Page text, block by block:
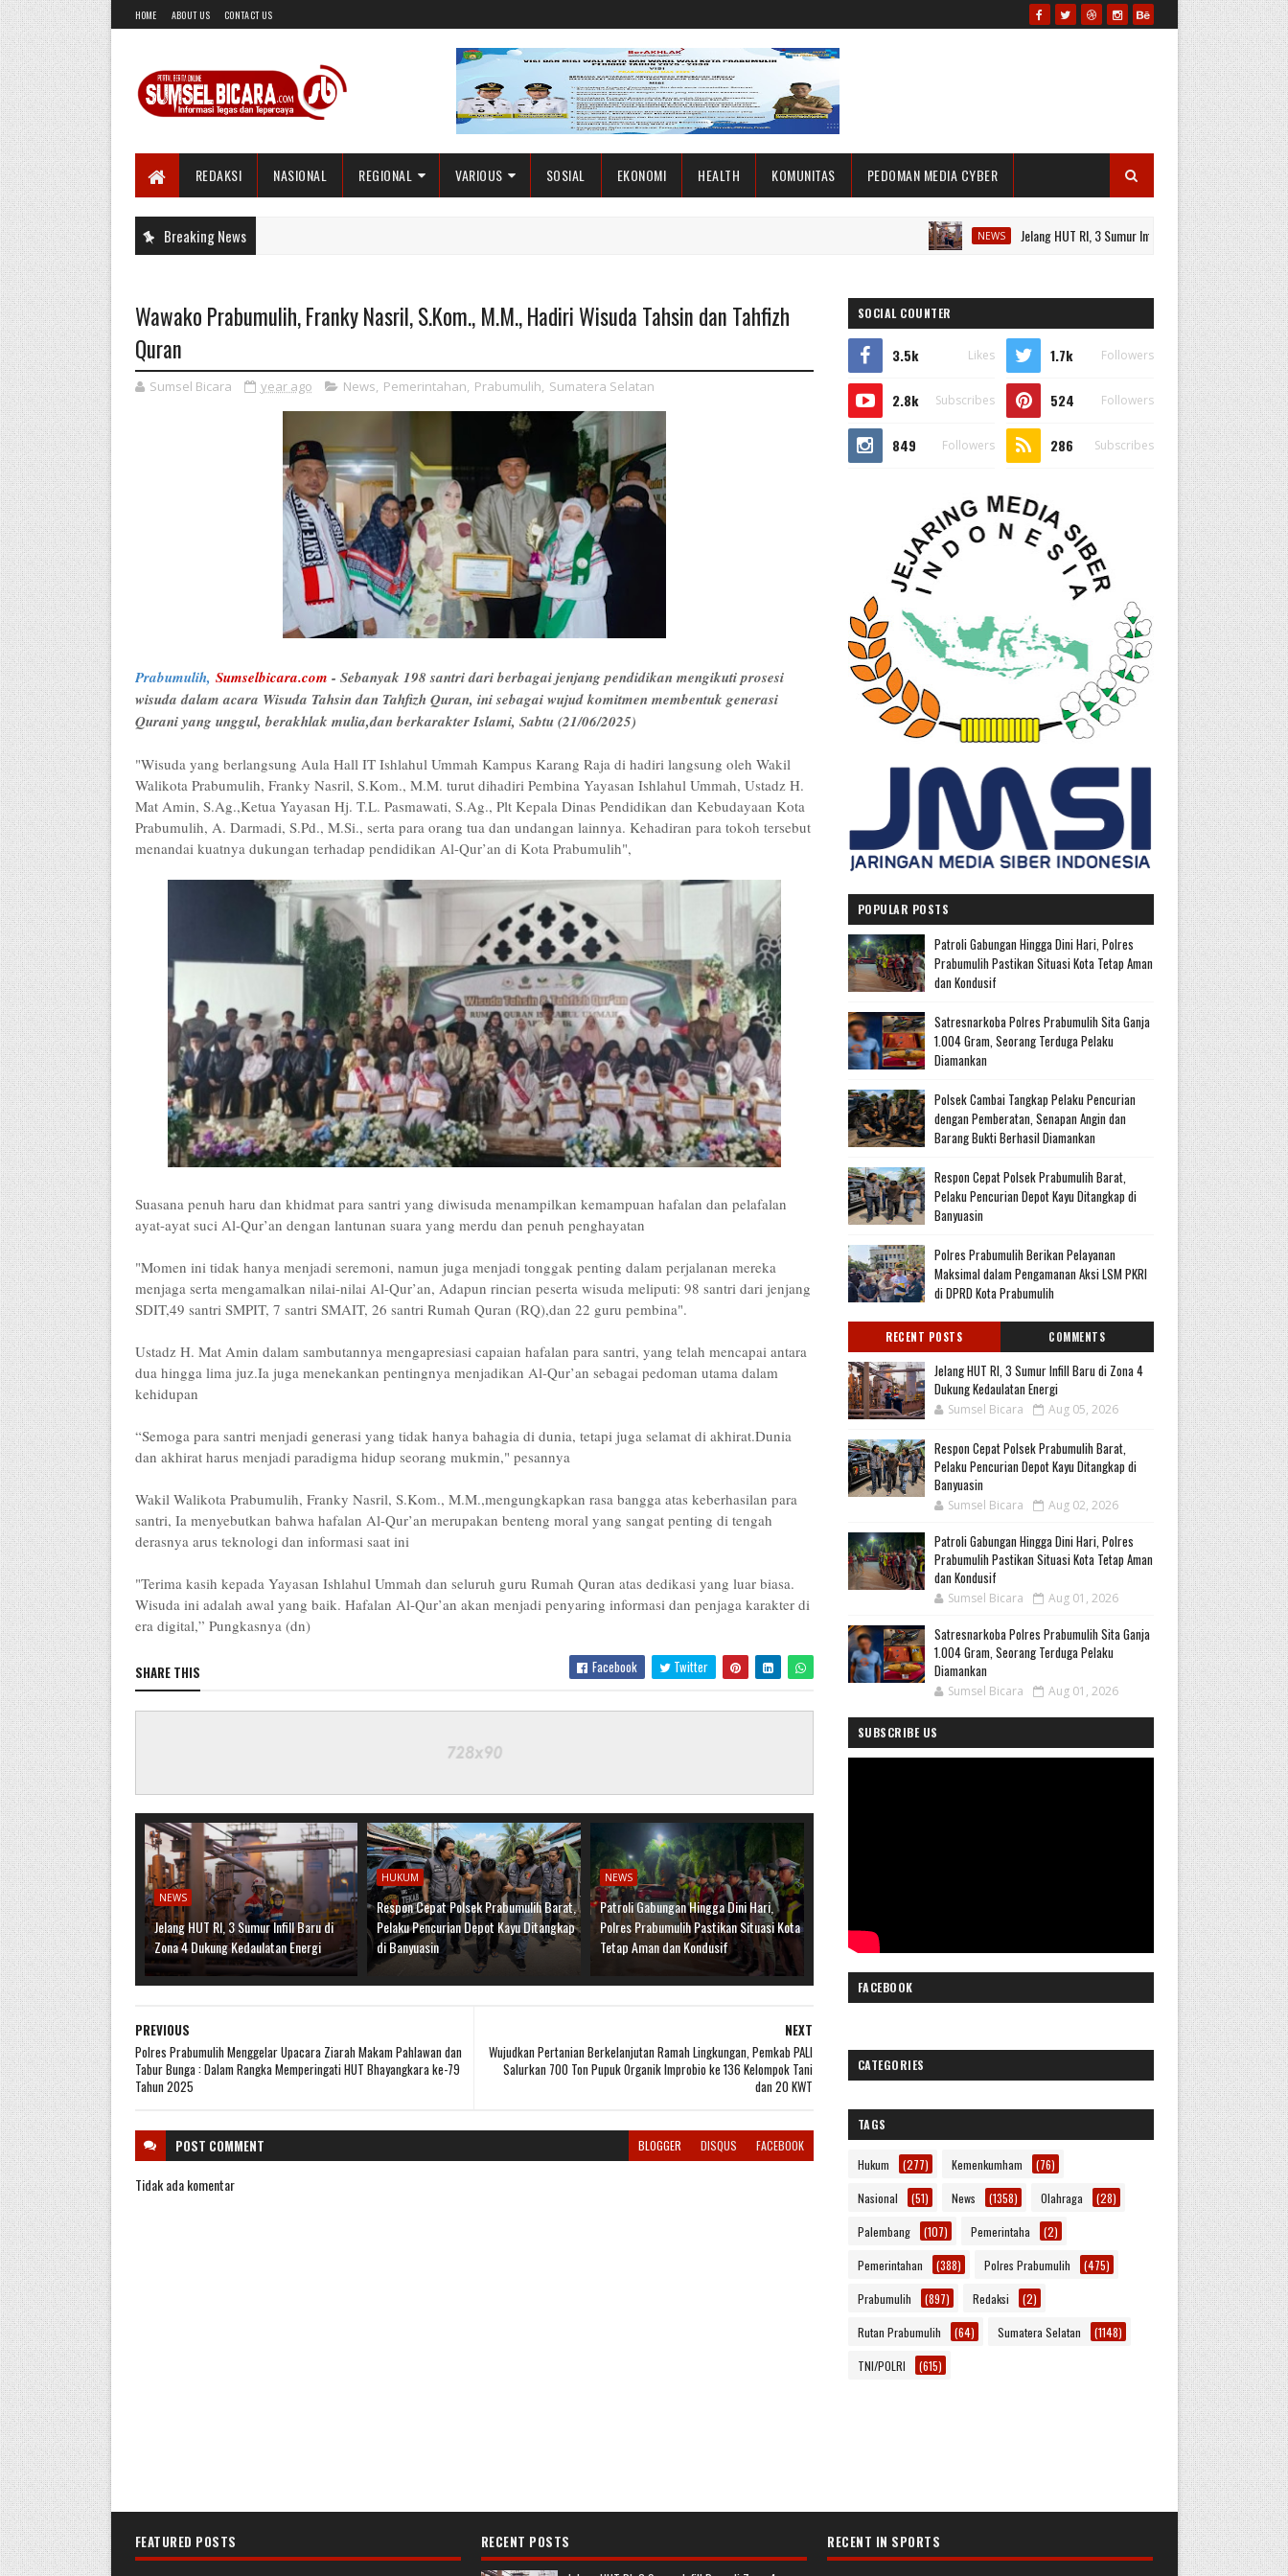
HOME ABOUT US CONTACT US
REDAKSI NASIONAL REGIONAL VARIOUS SOSIAL EKONOMI HEALTH KOMUNITAS PEDOMAN MEDIA CYBER
Breaking News NEWS Jelang HUT RI, 3 Sumur Infill Baru di Zona 4 Dukung
Wawako Prabumulih, Franky Nasril, S.Kom., M.M., Hadiri Wisuda Tahsin dan Tahfizh
Quran
Sumsel Bicara year ago News, Pemerintahan, Prabumulih, Sumatera Selatan
Prabumulih, Sumselbicara.com - Sebanyak 198 santri dari berbagai jenjang pendidikan mengikuti prosesi
wisuda dalam acara Wisuda Tahsin dan Tahfizh Quran, ini sebagai wujud komitmen membentuk generasi
Qurani yang unggul, berakhlak mulia,dan berkarakter Islami, Sabtu (21/06/2025)
"Wisuda yang berlangsung Aula Hall IT Ishlahul Ummah Kampus Karang Raja di hadiri langsung oleh Wakil
Walikota Prabumulih, Franky Nasril, S.Kom., M.M. turut dihadiri Pembina Yayasan Ishlahul Ummah, Ustadz H.
Mat Amin, S.Ag.,Ketua Yayasan Hj. T.L. Pasmawati, S.Ag., Plt Kepala Dinas Pendidikan dan Kebudayaan Kota
Prabumulih, A. Darmadi, S.Pd., M.Si., serta para orang tua dan undangan lainnya. Kehadiran para tokoh tersebut
menandai kuatnya dukungan terhadap pendidikan Al-Qur’an di Kota Prabumulih",
Suasana penuh haru dan khidmat para santri yang diwisuda menampilkan kemampuan hafalan dan pelafalan
ayat-ayat suci Al-Qur’an dengan lantunan suara yang merdu dan penuh penghayatan
"Momen ini tidak hanya menjadi seremoni, namun juga menjadi tonggak penting dalam perjalanan mereka
menjaga serta mengamalkan nilai-nilai Al-Qur’an, Adapun rincian peserta wisuda meliputi: 98 santri dari jenjang
SDIT,49 santri SMPIT, 7 santri SMAIT, 26 santri Rumah Quran (RQ),dan 22 guru pembina".
Ustadz H. Mat Amin dalam sambutannya mengapresiasi capaian hafalan para santri, yang telah mencapai antara
dua hingga lima juz.Ia juga menekankan pentingnya menjadikan Al-Qur’an sebagai pedoman utama dalam
kehidupan
“Semoga para santri menjadi generasi yang tidak hanya bahagia di dunia, tetapi juga selamat di akhirat.Dunia
dan akhirat harus menjadi paradigma hidup seorang mukmin," pesannya
Wakil Walikota Prabumulih, Franky Nasril, S.Kom., M.M.,mengungkapkan rasa bangga atas keberhasilan para
santri, Ia menyebutkan bahwa hafalan Al-Qur’an merupakan benteng moral yang sangat penting di tengah
derasnya arus teknologi dan informasi saat ini
"Terima kasih kepada Yayasan Ishlahul Ummah dan seluruh guru Rumah Quran atas dedikasi yang luar biasa.
Wisuda ini adalah awal yang baik. Hafalan Al-Qur’an akan menjadi penyaring informasi dan penjaga karakter di
era digital,” Pungkasnya (dn)
SHARE THIS Facebook Twitter
NEWS
Jelang HUT RI, 3 Sumur Infill Baru di
Zona 4 Dukung Kedaulatan Energi
HUKUM
Respon Cepat Polsek Prabumulih Barat,
Pelaku Pencurian Depot Kayu Ditangkap
di Banyuasin
NEWS
Patroli Gabungan Hingga Dini Hari,
Polres Prabumulih Pastikan Situasi Kota
Tetap Aman dan Kondusif
NEXT
Wujudkan Pertanian Berkelanjutan Ramah Lingkungan, Pemkab PALI
Salurkan 700 Ton Pupuk Organik Improbio ke 136 Kelompok Tani
dan 20 KWT
PREVIOUS
Polres Prabumulih Menggelar Upacara Ziarah Makam Pahlawan dan
Tabur Bunga : Dalam Rangka Memperingati HUT Bhayangkara ke-79
Tahun 2025
POST COMMENT BLOGGER DISQUS FACEBOOK
Tidak ada komentar
SOCIAL COUNTER
3.5k Likes 1.7k Followers
2.8k Subscribes 524 Followers
849 Followers 286 Subscribes
POPULAR POSTS
Patroli Gabungan Hingga Dini Hari, Polres
Prabumulih Pastikan Situasi Kota Tetap Aman
dan Kondusif
Satresnarkoba Polres Prabumulih Sita Ganja
1.004 Gram, Seorang Terduga Pelaku
Diamankan
Polsek Cambai Tangkap Pelaku Pencurian
dengan Pemberatan, Senapan Angin dan
Barang Bukti Berhasil Diamankan
Respon Cepat Polsek Prabumulih Barat,
Pelaku Pencurian Depot Kayu Ditangkap di
Banyuasin
Polres Prabumulih Berikan Pelayanan
Maksimal dalam Pengamanan Aksi LSM PKRI
di DPRD Kota Prabumulih
RECENT POSTS COMMENTS
Jelang HUT RI, 3 Sumur Infill Baru di Zona 4
Dukung Kedaulatan Energi
Sumsel Bicara Aug 05, 2026
Respon Cepat Polsek Prabumulih Barat,
Pelaku Pencurian Depot Kayu Ditangkap di
Banyuasin
Sumsel Bicara Aug 02, 2026
Patroli Gabungan Hingga Dini Hari, Polres
Prabumulih Pastikan Situasi Kota Tetap Aman
dan Kondusif
Sumsel Bicara Aug 01, 2026
Satresnarkoba Polres Prabumulih Sita Ganja
1.004 Gram, Seorang Terduga Pelaku
Diamankan
Sumsel Bicara Aug 01, 2026
SUBSCRIBE US
FACEBOOK
CATEGORIES
TAGS
Hukum (277) Kemenkumham (76)
Nasional (51) News (1358) Olahraga (28)
Palembang (107) Pemerintaha (2)
Pemerintahan (388) Polres Prabumulih (475)
Prabumulih (897) Redaksi (2)
Rutan Prabumulih (64) Sumatera Selatan (1148)
TNI/POLRI (615)
FEATURED POSTS
RECENT POSTS
RECENT IN SPORTS